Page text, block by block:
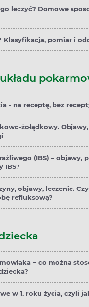
leczyć? Domowe
Klasyfikacja, pomiar i
- na receptę, bez
żołądkowy.
(IBS) – objawy,
IBS?
objawy, leczenie.
refluksową?
− co można
w 1. roku życia, czyli